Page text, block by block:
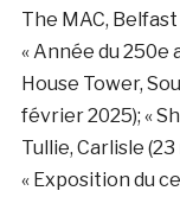
The MAC,
« Année du 250e
House Tower,
février 2025); «
Tullie, Carlisle
« Exposition du